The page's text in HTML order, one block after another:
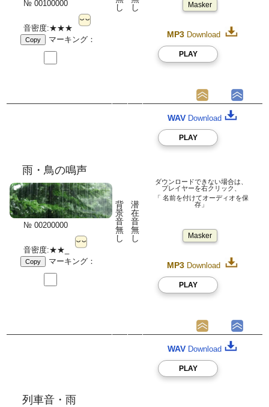
№ 00100000
音密度:★★★
Copy マーキング：
し
し
Masker
MP3 Download
PLAY
雨・鳥の鳴声
№ 00200000
音密度:★★_
Copy マーキング：
背
景
音
無
し
潜
在
音
無
し
WAV Download
PLAY
ダウンロードできない場合は、
プレイヤーを右クリック、
「 名前を付けてオーディオを保
存」
Masker
MP3 Download
PLAY
列車音・雨
WAV Download
PLAY